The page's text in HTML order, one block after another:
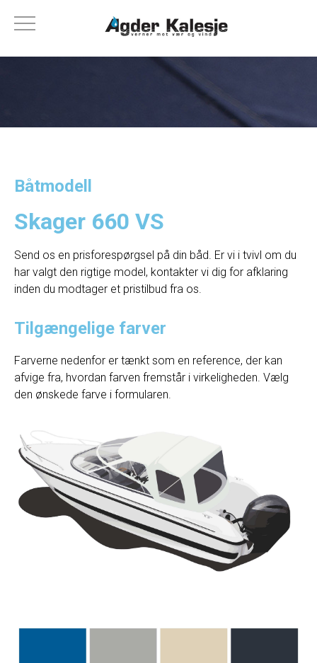
Båtmodell
Skager 660 VS
Send os en prisforespørgsel på din båd. Er vi i tvivl om du
har valgt den rigtige model, kontakter vi dig for afklaring
inden du modtager et pristilbud fra os.
Tilgængelige farver
Farverne nedenfor er tænkt som en reference, der kan
afvige fra, hvordan farven fremstår i virkeligheden. Vælg
den ønskede farve i formularen.